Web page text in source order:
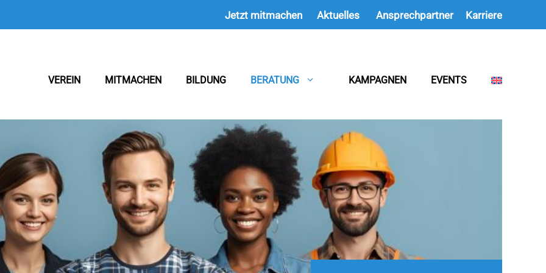
Jetzt mitmachen Aktuelles Ansprechpartner Karriere
VEREIN MITMACHEN BILDUNG BERATUNG KAMPAGNEN EVENTS